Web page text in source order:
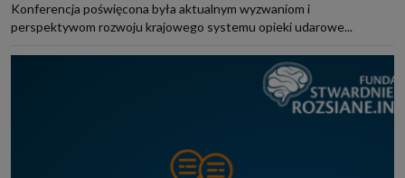
Konferencja poświęcona była aktualnym wyzwaniom i
perspektywom rozwoju krajowego systemu opieki udarowe...